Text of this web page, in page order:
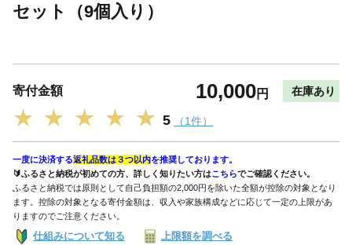
セット（9個入り）
寄付金額 10,000円 在庫あり
★ ★ ★ ★ ★ 5 （1件）
一度に決済する返礼品数は３つ以内を推奨しております。
🔰ふるさと納税が初めての方、詳しく知りたい方はこちらでご確認ください。
ふるさと納税では原則として自己負担額の2,000円を除いた全額が控除の対象となり
ます。控除の対象となる寄付金額は、収入や家族構成などに応じて一定の上限があ
りますのでご注意ください。
仕組みについて知る 上限額を調べる